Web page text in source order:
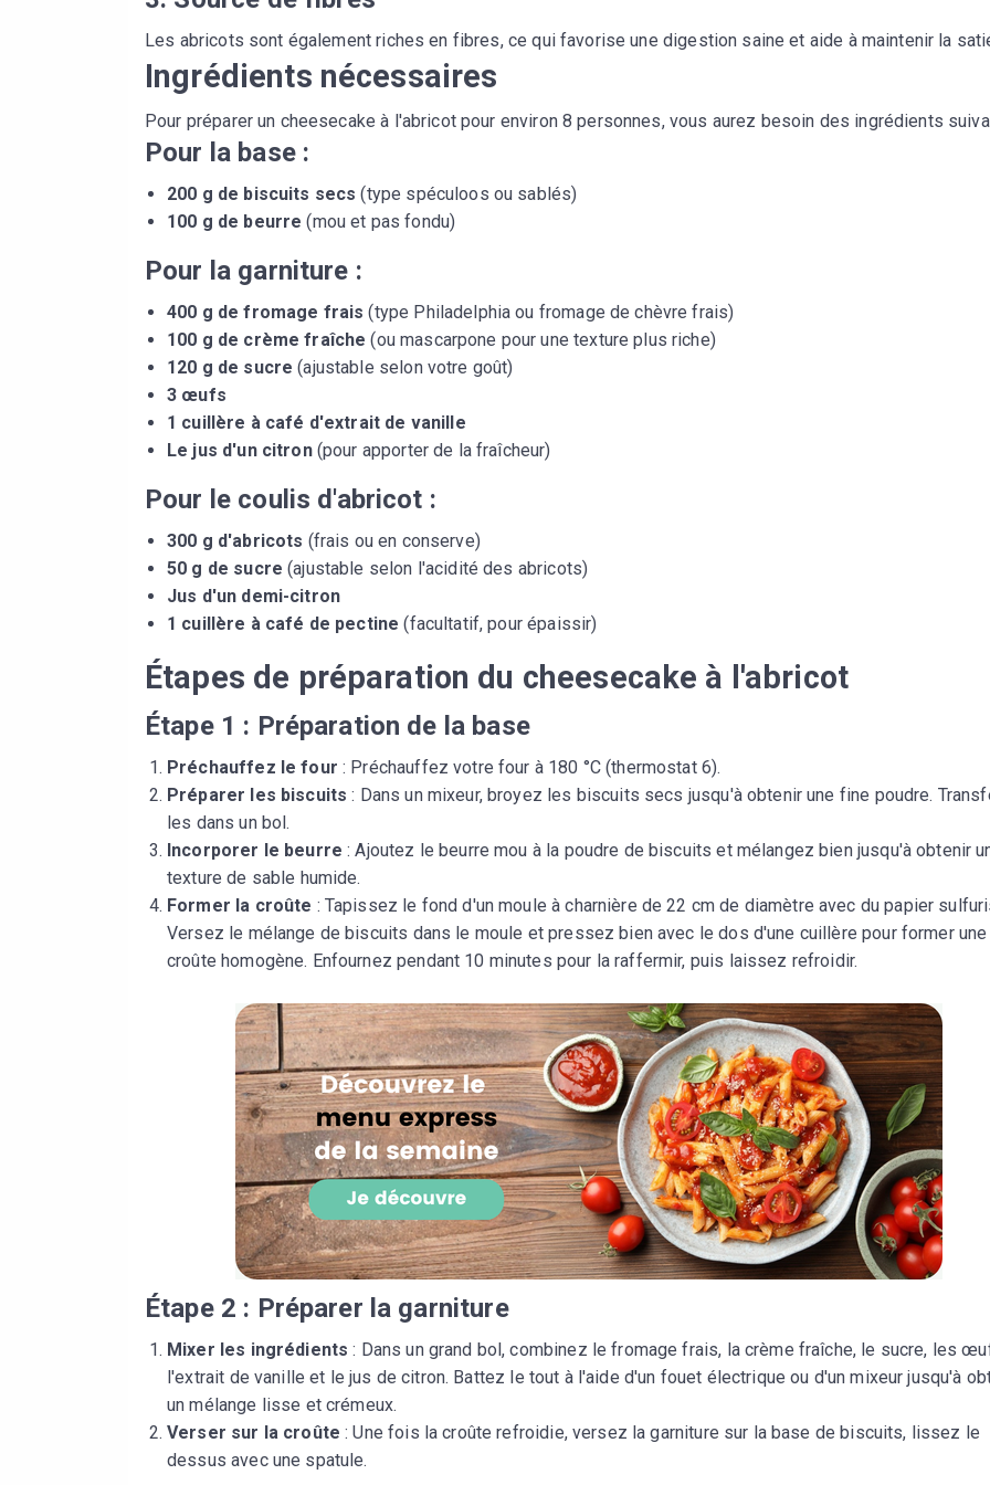
Les abricots sont également riches en fibres, ce qui favorise une digestion saine et aide à maintenir la
Ingrédients nécessaires
Pour préparer un cheesecake à l'abricot pour environ 8 personnes, vous aurez besoin des ingrédients
Pour la base :
200 g de biscuits secs (type spéculoos ou sablés)
100 g de beurre (mou et pas fondu)
Pour la garniture :
400 g de fromage frais (type Philadelphia ou fromage de chèvre frais)
100 g de crème fraîche (ou mascarpone pour une texture plus riche)
120 g de sucre (ajustable selon votre goût)
3 œufs
1 cuillère à café d'extrait de vanille
Le jus d'un citron(pour apporter de la fraîcheur)
Pour le coulis d'abricot :
300 g d'abricots (frais ou en conserve)
50 g de sucre (ajustable selon l'acidité des abricots)
Jus d'un demi-citron
1 cuillère à café de pectine (facultatif, pour épaissir)
Étapes de préparation du cheesecake à l'abricot
Étape 1 : Préparation de la base
Préchauffez le four : Préchauffez votre four à 180 °C (thermostat 6).
Préparer les biscuits : Dans un mixeur, broyez les biscuits secs jusqu'à obtenir une fine poudre.
les dans un bol.
Incorporer le beurre : Ajoutez le beurre mou à la poudre de biscuits et mélangez bien jusqu'à obtenir
texture de sable humide.
Former la croûte : Tapissez le fond d'un moule à charnière de 22 cm de diamètre avec du papier
Versez le mélange de biscuits dans le moule et pressez bien avec le dos d'une cuillère pour former une
croûte homogène. Enfournez pendant 10 minutes pour la raffermir, puis laissez refroidir.
Étape 2 : Préparer la garniture
Mixer les ingrédients : Dans un grand bol, combinez le fromage frais, la crème fraîche, le sucre, les
l'extrait de vanille et le jus de citron. Battez le tout à l'aide d'un fouet électrique ou d'un mixeur jusqu'à
un mélange lisse et crémeux.
Verser sur la croûte : Une fois la croûte refroidie, versez la garniture sur la base de biscuits, lissez le
dessus avec une spatule.